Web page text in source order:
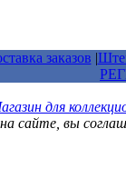
заказов |
для
сайте, вы